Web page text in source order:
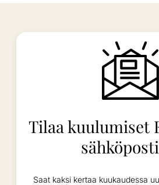
Tilaa kuulumiset
Saat kaksi kertaa kuukaudessa